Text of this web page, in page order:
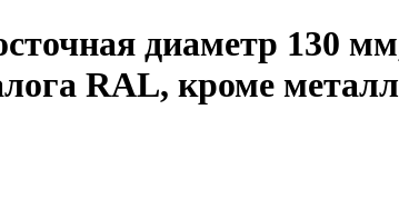
диаметр 130
RAL, кроме